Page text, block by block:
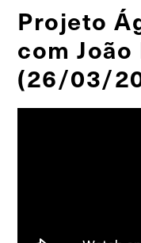
Projeto
com João
(26/03/